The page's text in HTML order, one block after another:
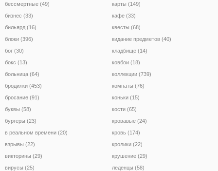
бессмертные (49)
бизнес (33)
бильярд (16)
блоки (396)
бог (30)
бокс (13)
больница (64)
бродилки (453)
бросание (91)
буквы (58)
бургеры (23)
в реальном времени (20)
взрывы (22)
викторины (29)
вирусы (25)
карты (149)
кафе (33)
квесты (68)
кидание предметов (40)
кладбище (14)
ковбои (18)
коллекции (739)
комнаты (76)
коньки (15)
кости (65)
кровавые (24)
кровь (174)
кролики (22)
крушение (29)
леденцы (58)